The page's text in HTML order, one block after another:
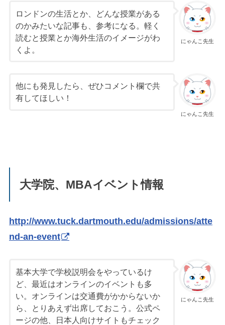
にゃんこ先生
ロンドンの生活とか、どんな授業がある
のかみたいな記事も、参考になる。軽く
読むと授業とか海外生活のイメージがわ
くよ。
にゃんこ先生
他にも発見したら、ぜひコメント欄で共
有してほしい！
大学院、MBAイベント情報
http://www.tuck.dartmouth.edu/admissions/atte
nd-an-event
にゃんこ先生
基本大学で学校説明会をやっているけ
ど、最近はオンラインのイベントも多
い。オンラインは交通費がかからないか
ら、とりあえず出席しておこう。公式ペ
ージの他、日本人向けサイトもチェック